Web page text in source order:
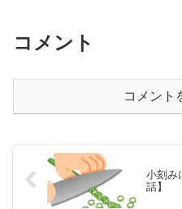
コメント
コメント
小刻み
話】